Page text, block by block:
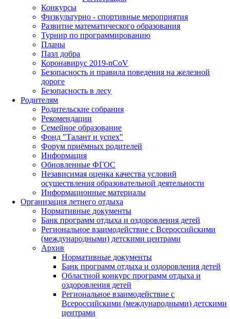
Конкурсы
Физкультурно - спортивные мероприятия
Развитие математического образования
Турнир по программированию
Планы
Пазл добра
Коронавирус 2019-nCoV
Безопасность и правила поведения на железной
дороге
Безопасность в лесу
Родителям
Родительские собрания
Рекомендации
Семейное образование
Фонд "Талант и успех"
Форум приёмных родителей
Информация
Обновленные ФГОС
Независимая оценка качества условий
осуществления образовательной деятельности
Информационные материалы
Организация летнего отдыха
Нормативные документы
Банк программ отдыха и оздоровления детей
Региональное взаимодействие с Всероссийскими
(международными) детскими центрами
Архив
Нормативные документы
Банк программ отдыха и оздоровления детей
Областной конкурс программ отдыха и
оздоровления детей
Региональное взаимодействие с
Всероссийскими (международными) детскими
центрами